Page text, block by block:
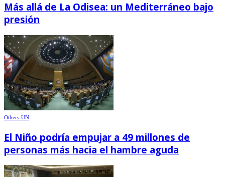
Más allá de La Odisea: un Mediterráneo bajo
presión
Others-UN
El Niño podría empujar a 49 millones de
personas más hacia el hambre aguda